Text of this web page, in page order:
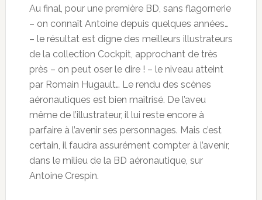
Au final, pour une première BD, sans flagornerie
– on connaît Antoine depuis quelques années…
– le résultat est digne des meilleurs illustrateurs
de la collection Cockpit, approchant de très
près – on peut oser le dire ! – le niveau atteint
par Romain Hugault… Le rendu des scènes
aéronautiques est bien maîtrisé. De l’aveu
même de l’illustrateur, il lui reste encore à
parfaire à l’avenir ses personnages. Mais c’est
certain, il faudra assurément compter à l’avenir,
dans le milieu de la BD aéronautique, sur
Antoine Crespin.